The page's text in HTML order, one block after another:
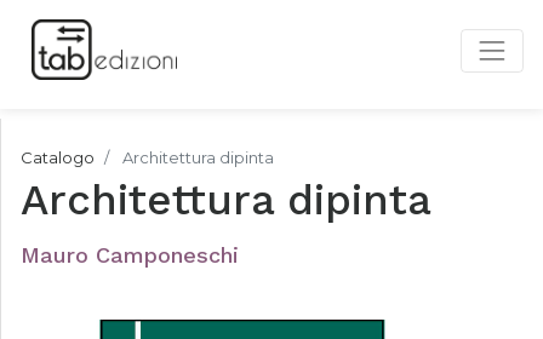
Catalogo Architettura dipinta
Architettura dipinta
Mauro Camponeschi